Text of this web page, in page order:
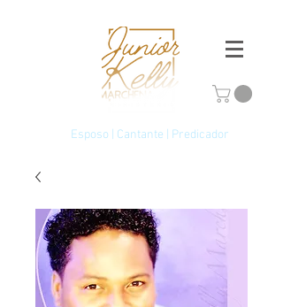
Esposo | Cantante | Predicador